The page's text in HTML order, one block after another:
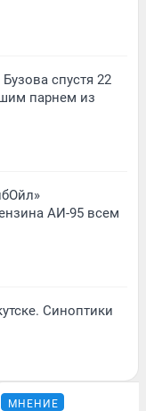
спустя 22
парнем из
АИ-95 всем
Синоптики
МНЕНИЕ